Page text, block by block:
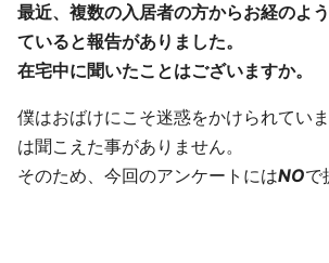
最近、複数の入居者の方からお経のよ
ていると報告がありました。
在宅中に聞いたことはございますか。
僕はおばけにこそ迷惑をかけられてい
は聞こえた事がありません。
そのため、今回のアンケートにはNOで